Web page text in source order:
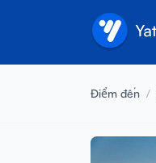
Điểm đến /